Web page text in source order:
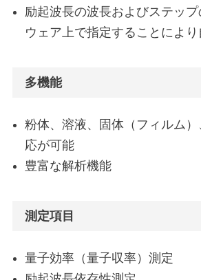
励起波長の波長およびステップ
ウェア上で指定することによ
多機能
粉体、溶液、固体（フィルム
応が可能
豊富な解析機能
測定項目
量子効率（量子収率）測定